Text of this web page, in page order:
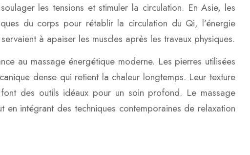
les tensions et stimuler la circulation. En Asie, les
du corps pour rétablir la circulation du Qi, l’énergie
à apaiser les muscles après les travaux physiques.
au massage énergétique moderne. Les pierres utilisées
dense qui retient la chaleur longtemps. Leur texture
des outils idéaux pour un soin profond. Le massage
intégrant des techniques contemporaines de relaxation